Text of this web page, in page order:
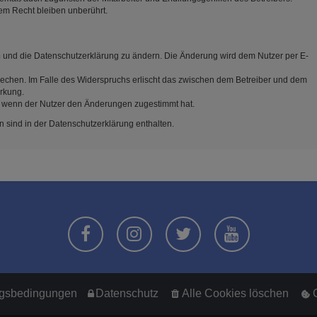
Recht bleiben unberührt.
die Datenschutzerklärung zu ändern. Die Änderung wird dem Nutzer per E-
Im Falle des Widerspruchs erlischt das zwischen dem Betreiber und dem
der Nutzer den Änderungen zugestimmt hat.
in der Datenschutzerklärung enthalten.
Alle Cookies löschen
Datenschutz